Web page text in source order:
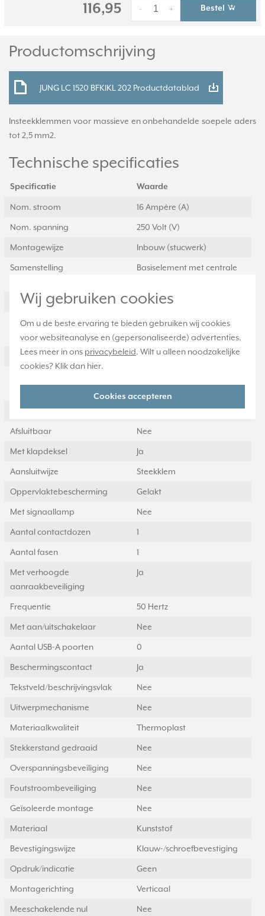
Wij gebruiken cookies
Om u de beste ervaring te bieden gebruiken wij cookies
voor websiteanalyse en (gepersonaliseerde) advertenties.
Lees meer in ons privacybeleid. Wilt u alleen noodzakelijke
cookies? Klik dan hier.
Cookies accepteren
116,95 +
- Bestel
Productomschrijving
JUNG LC 1520 BFKIKL 202 Productdatablad
Insteekklemmen voor massieve en onbehandelde soepele aders
tot 2,5 mm2.
Technische specificaties
Specificatie Waarde
Nom. stroom 16 Ampère (A)
Nom. spanning 250 Volt (V)
Montagewijze Inbouw (stucwerk)
Samenstelling
Basiselement met centrale
Kleur Overig
Model
Contactdoos CEE 7/3
(type F)
Halogeenvrij Ja
Aantal eenheden 1
Afsluitbaar Nee
Met klapdeksel Ja
Aansluitwijze Steekklem
Oppervlaktebescherming Gelakt
Met signaallamp Nee
Aantal contactdozen 1
Aantal fasen 1
Met verhoogde
aanraakbeveiliging
Ja
Frequentie 50 Hertz
Met aan/uitschakelaar Nee
Aantal USB-A poorten 0
Beschermingscontact Ja
Tekstveld/beschrijvingsvlak Nee
Uitwerpmechanisme Nee
Materiaalkwaliteit Thermoplast
Stekkerstand gedraaid Nee
Overspanningsbeveiliging Nee
Foutstroombeveiliging Nee
Geïsoleerde montage Nee
Materiaal Kunststof
Bevestigingswijze Klauw-/schroefbevestiging
Opdruk/indicatie Geen
Montagerichting Verticaal
Meeschakelende nul Nee